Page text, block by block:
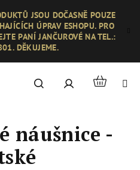
JSOU DOČASNĚ POUZE
ÚPRAV ESHOPU. PRO
PANÍ JANČUROVÉ NA TEL.:
DĚKUJEME.
Hledat PřihlášeníNákupní
náušnice -